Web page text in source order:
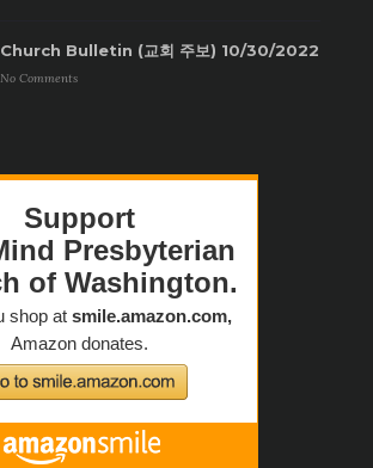
Church Bulletin (교회 주보) 10/30/2022
No Comments